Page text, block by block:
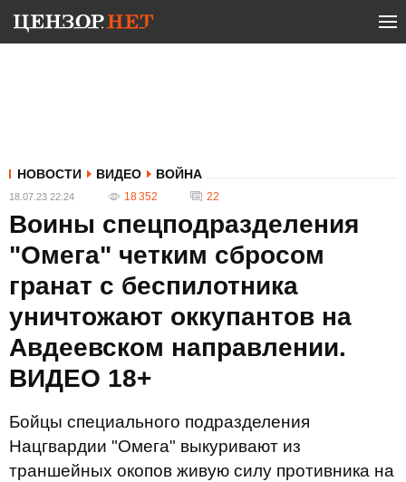
НОВОСТИ ВИДЕО ВОЙНА
18.07.23 22:24 18 352 22
Воины спецподразделения
"Омега" четким сбросом
гранат с беспилотника
уничтожают оккупантов на
Авдеевском направлении.
ВИДЕО 18+
Бойцы специального подразделения
Нацгвардии "Омега" выкуривают из
траншейных окопов живую силу противника на